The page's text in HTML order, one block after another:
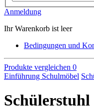
Anmeldung
Ihr Warenkorb ist leer
Bedingungen und
Produkte vergleichen 0
Einführung Schulmöbel